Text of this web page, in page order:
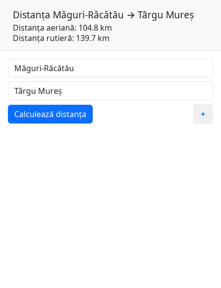
Distanța Măguri-Răcătău → Târgu Mureș
Distanța aeriană: 104.8 km
Distanța rutieră: 139.7 km
Calculează distanța +